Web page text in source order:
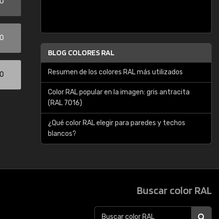
BLOG COLORES RAL
Resumen de los colores RAL más utilizados
Color RAL popular en la imagen: gris antracita
(RAL 7016)
¿Qué color RAL elegir para paredes y techos
blancos?
Buscar color RAL